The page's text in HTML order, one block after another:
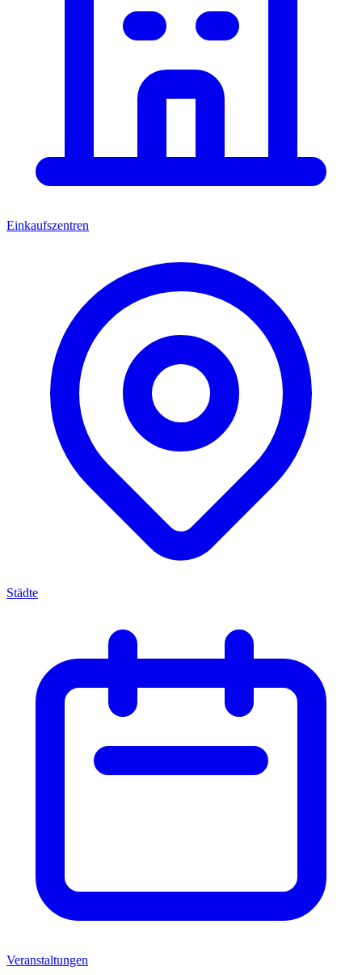
Einkaufszentren
Städte
Veranstaltungen